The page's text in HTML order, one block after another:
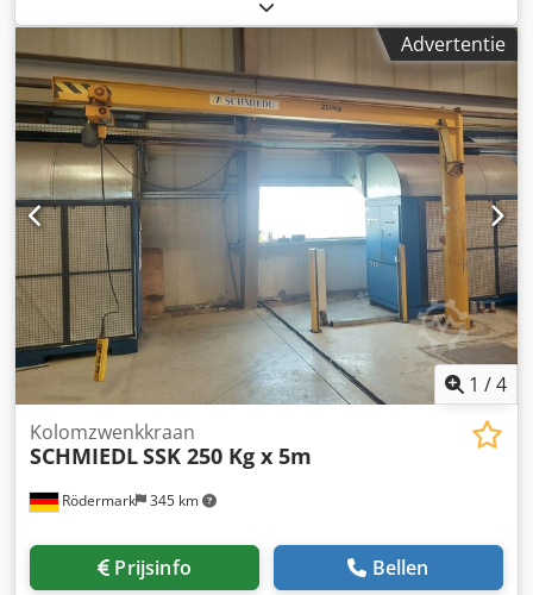
Sorf Hoogte tot haak: 3650 mm Totale hoogte: ca. 4000 mm
Bouwhoogte max. 4400 mm Staat: goed, gebruiktAdvertentie
1 /4
Rödermark 345 km
Kolomzwenkkraan
SCHMIEDLSSK 250 Kg x 5m
Prijsinfo Bellen